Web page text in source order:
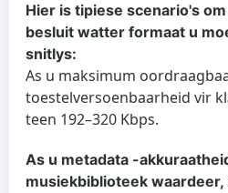
Hier is tipiese scenario's
besluit watter formaat u
snitlys:
As u maksimum
toestelversoenbaarheid vir
teen 192–320 Kbps.
As u metadata -
musiekbiblioteek